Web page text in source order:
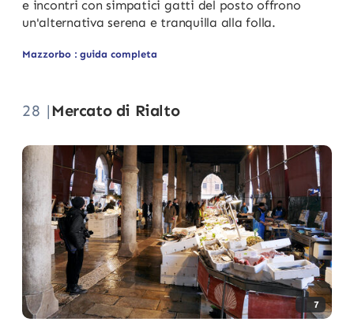
e incontri con simpatici gatti del posto offrono
un'alternativa serena e tranquilla alla folla.
Mazzorbo : guida completa
28 |Mercato di Rialto
7